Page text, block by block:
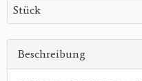
Stück
Beschreibung